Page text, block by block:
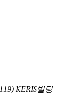
KERIS빌딩